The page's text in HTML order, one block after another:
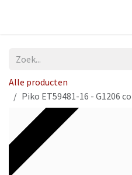
Alle producten
Piko ET59481-16 - G1206
Op voorraad